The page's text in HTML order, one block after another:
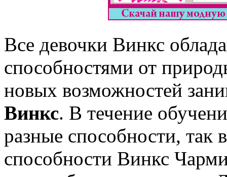
Все девочки Винкс
способностями от
новых возможностей
Винкс. В течение
разные способности, так
способности Винкс